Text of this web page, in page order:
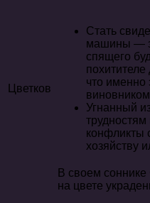
Цветков
Стать
машины —
спящего
похитителе
что именно
Угнанный
конфликты
хозяйству
В своем
на цвете